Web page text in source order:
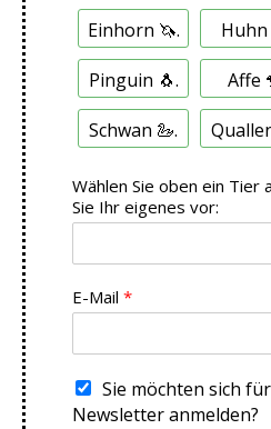
M
h
a
c
a
u
s
a
h
l
Einhorn 🦄. Huhn
Pinguin 🐧. Affe
Schwan 🦢.
Wählen Sie oben ein Tier
Sie Ihr eigenes vor:
E-Mail *
Sie möchten sich
Newsletter anmelden?